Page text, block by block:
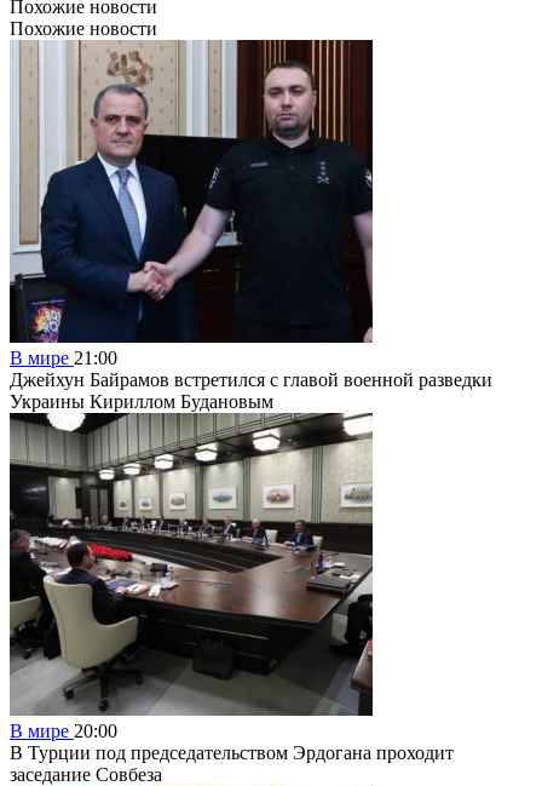
Похожие новости
Похожие новости
В мире 21:00
Джейхун Байрамов встретился с главой военной разведки
Украины Кириллом Будановым
В мире 20:00
В Турции под председательством Эрдогана проходит
заседание Совбеза